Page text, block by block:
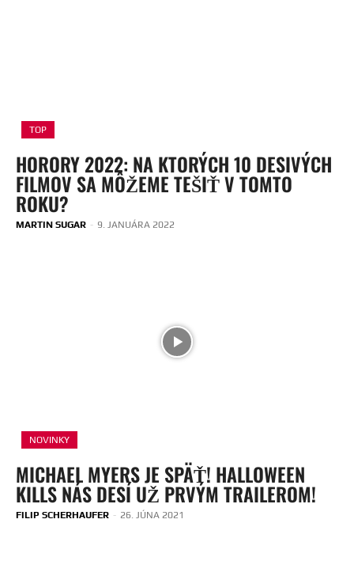
TOP
HORORY 2022: NA KTORÝCH 10 DESIVÝCH
FILMOV SA MÔŽEME TEŠIŤ V TOMTO
ROKU?
MARTIN SUGAR - 9. JANUÁRA 2022
NOVINKY
MICHAEL MYERS JE SPÄŤ! HALLOWEEN
KILLS NÁS DESÍ UŽ PRVÝM TRAILEROM!
FILIP SCHERHAUFER - 26. JÚNA 2021